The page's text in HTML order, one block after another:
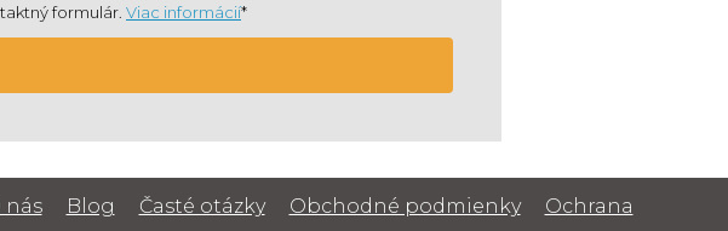
formulár. Viac informácií*
nás Blog Časté otázky Obchodné podmienky
Ochrana